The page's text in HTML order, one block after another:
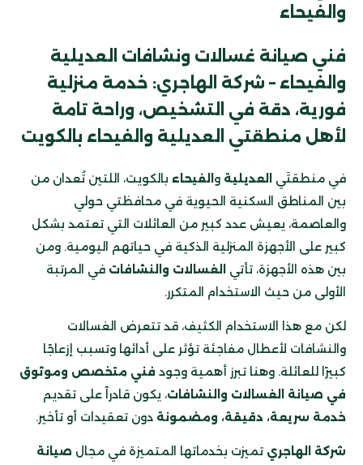
والفيحاء
فني صيانة غسالات ونشافات العديلية
والفيحاء – شركة الهاجري: خدمة منزلية
فورية، دقة في التشخيص، وراحة تامة
لأهل منطقتي العديلية والفيحاء بالكويت
في منطقتَي العديلية و الفيحاء بالكويت، اللتين تُعدان من
بين المناطق السكنية الحيوية في محافظتي حولي
والعاصمة، يعيش عدد كبير من العائلات التي تعتمد بشكل
كبير على الأجهزة المنزلية الذكية في حياتهم اليومية. ومن
بين هذه الأجهزة، تأتي
الغسالات والنشافات في المرتبة
الأولى من حيث الاستخدام المتكرر.
لكن مع هذا الاستخدام الكثيف، قد تتعرض الغسالات
والنشافات لأعطال مفاجئة تؤثر على أدائها وتسبب إزعاجًا
كبيرًا للعائلة. وهنا تبرز أهمية وجود فني متخصص وموثوق
في صيانة الغسالات والنشافات، يكون قادراً على تقديم
خدمة سريعة، دقيقة، ومضمونة دون تعقيدات أو تأخير.
شركة الهاجري تميزت بخدماتها المتميزة في مجال صيانة